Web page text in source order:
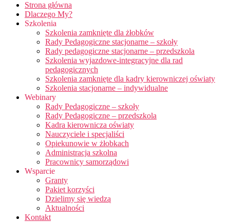
Strona główna
Dlaczego My?
Szkolenia
Szkolenia zamknięte dla żłobków
Rady Pedagogiczne stacjonarne – szkoły
Rady pedagogiczne stacjonarne – przedszkola
Szkolenia wyjazdowe-integracyjne dla rad
pedagogicznych
Szkolenia zamknięte dla kadry kierowniczej oświaty
Szkolenia stacjonarne – indywidualne
Webinary
Rady Pedagogiczne – szkoły
Rady Pedagogiczne – przedszkola
Kadra kierownicza oświaty
Nauczyciele i specjaliści
Opiekunowie w żłobkach
Administracja szkolna
Pracownicy samorządowi
Wsparcie
Granty
Pakiet korzyści
Dzielimy się wiedzą
Aktualności
Kontakt